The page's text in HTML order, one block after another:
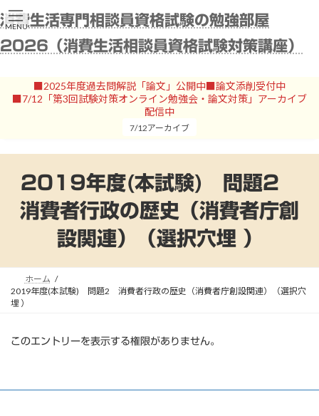
ン
ン
ビ
ー
消費生活専門相談員資格試験の勉強部屋
2026（消費生活相談員資格試験対策講座）
■2025年度過去問解説「論文」公開中■論文添削受付中
■7/12「第3回試験対策オンライン勉強会・論文対策」アーカイブ
配信中
7/12アーカイブ
2019年度(本試験) 問題2
消費者行政の歴史（消費者庁創
設関連）（選択穴埋 ）
ホーム
2019年度(本試験) 問題2 消費者行政の歴史（消費者庁創設関連）（選択穴
埋 ）
このエントリーを表示する権限がありません。
MENU